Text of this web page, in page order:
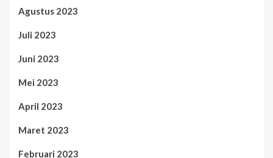
Agustus 2023
Juli 2023
Juni 2023
Mei 2023
April 2023
Maret 2023
Februari 2023